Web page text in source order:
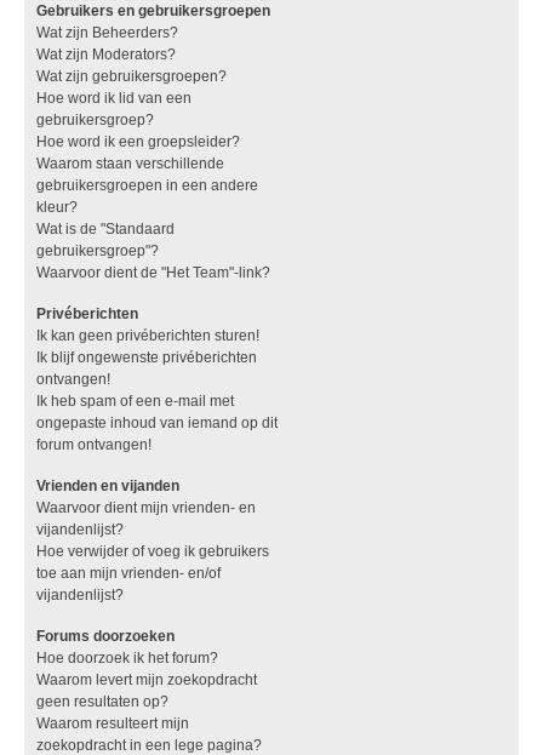
Gebruikers en gebruikersgroepen
Wat zijn Beheerders?
Wat zijn Moderators?
Wat zijn gebruikersgroepen?
Hoe word ik lid van een
gebruikersgroep?
Hoe word ik een groepsleider?
Waarom staan verschillende
gebruikersgroepen in een andere
kleur?
Wat is de "Standaard
gebruikersgroep"?
Waarvoor dient de "Het Team"-link?
Privéberichten
Ik kan geen privéberichten sturen!
Ik blijf ongewenste privéberichten
ontvangen!
Ik heb spam of een e-mail met
ongepaste inhoud van iemand op dit
forum ontvangen!
Vrienden en vijanden
Waarvoor dient mijn vrienden- en
vijandenlijst?
Hoe verwijder of voeg ik gebruikers
toe aan mijn vrienden- en/of
vijandenlijst?
Forums doorzoeken
Hoe doorzoek ik het forum?
Waarom levert mijn zoekopdracht
geen resultaten op?
Waarom resulteert mijn
zoekopdracht in een lege pagina?